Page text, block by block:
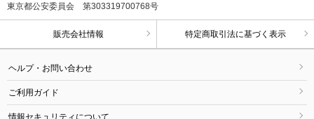
東京都公安委員会 第303319700768号
販売会社情報 特定商取引法に基づく表示
ヘルプ・お問い合わせ
ご利用ガイド
情報セキュリティについて